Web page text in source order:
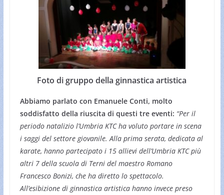
Foto di gruppo della ginnastica artistica
Abbiamo parlato con Emanuele Conti, molto
soddisfatto della riuscita di questi tre eventi: “Per il
periodo natalizio l’Umbria KTC ha voluto portare in scena
i saggi del settore giovanile. Alla prima serata, dedicata al
karate, hanno partecipato i 15 allievi dell’Umbria KTC più
altri 7 della scuola di Terni del maestro Romano
Francesco Bonizi, che ha diretto lo spettacolo.
All’esibizione di ginnastica artistica hanno invece preso